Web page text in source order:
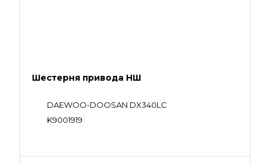
Шестерня привода НШ
DAEWOO-DOOSAN DX340LC
K9001919